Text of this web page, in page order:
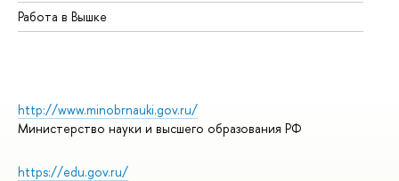
Работа в Вышке
http://www.minobrnauki.gov.ru/
Министерство науки и высшего образования РФ
https://edu.gov.ru/